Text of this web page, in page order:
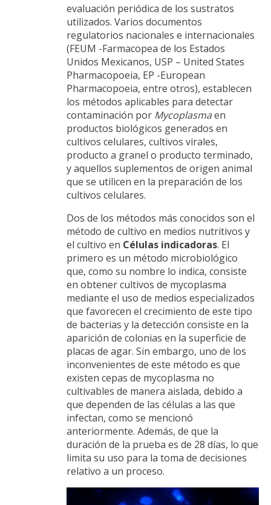
evaluación periódica de los sustratos
utilizados. Varios documentos
regulatorios nacionales e internacionales
(FEUM -Farmacopea de los Estados
Unidos Mexicanos, USP – United States
Pharmacopoeia, EP -European
Pharmacopoeia, entre otros), establecen
los métodos aplicables para detectar
contaminación por Mycoplasmaen
productos biológicos generados en
cultivos celulares, cultivos virales,
producto a granel o producto terminado,
y aquellos suplementos de origen animal
que se utilicen en la preparación de los
cultivos celulares.
Dos de los métodos más conocidos son el
método de cultivo en medios nutritivos y
el cultivo en Células indicadoras. El
primero es un método microbiológico
que, como su nombre lo indica, consiste
en obtener cultivos de mycoplasma
mediante el uso de medios especializados
que favorecen el crecimiento de este tipo
de bacterias y la detección consiste en la
aparición de colonias en la superficie de
placas de agar. Sin embargo, uno de los
inconvenientes de este método es que
existen cepas de mycoplasma no
cultivables de manera aislada, debido a
que dependen de las células a las que
infectan, como se mencionó
anteriormente. Además, de que la
duración de la prueba es de 28 días, lo que
limita su uso para la toma de decisiones
relativo a un proceso.